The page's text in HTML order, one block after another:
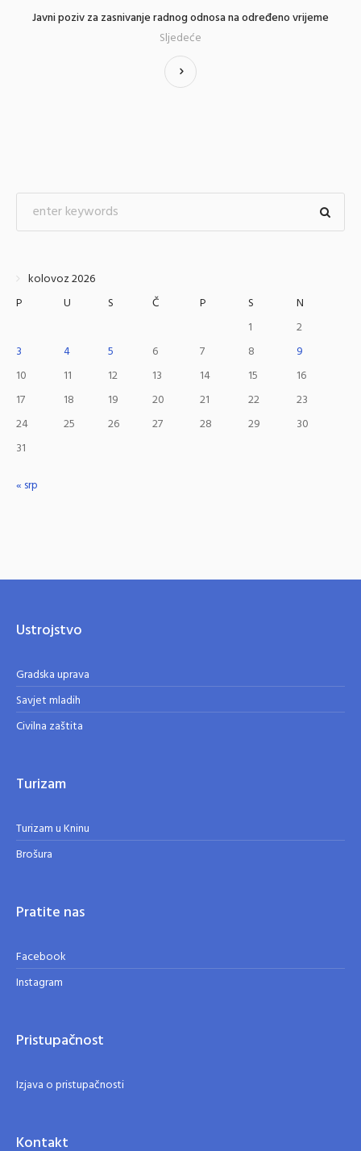
Javni poziv za zasnivanje radnog odnosa na određeno vrijeme
Sljedeće
kolovoz 2026
P
U S Č P S
N
1
2
3
4 5 6 7 8
9
10
11 12 13 14 15
16
17
18 19 20 21 22
23
24
25 26 27 28 29
30
31
« srp
Ustrojstvo
Gradska uprava
Savjet mladih
Civilna zaštita
Turizam
Turizam u Kninu
Brošura
Pratite nas
Facebook
Instagram
Pristupačnost
Izjava o pristupačnosti
Kontakt